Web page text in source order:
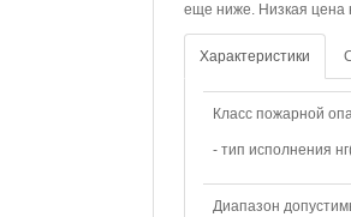
еще ниже. Низкая цена
Характеристики
Класс пожарной
- тип исполнения
Диапазон